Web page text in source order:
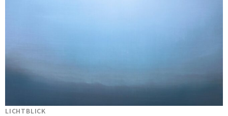
LICHTBLICK